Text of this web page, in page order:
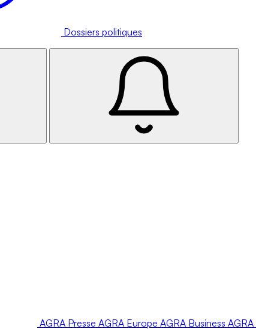
Dossiers politiques
AGRA Presse AGRA Europe AGRA Business AGRA